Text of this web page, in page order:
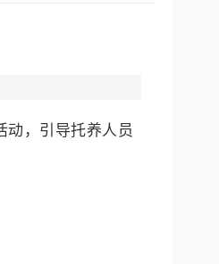
动，引导托养人员